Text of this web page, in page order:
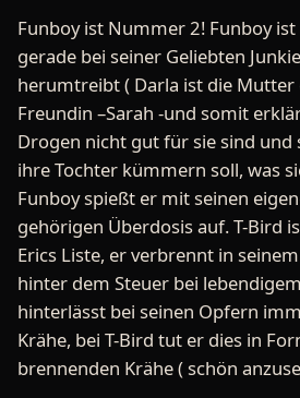
Funboy ist Nummer 2! Funboy ist
gerade bei seiner Geliebten
herumtreibt ( Darla ist die Mutter
Freundin –Sarah -und somit
Drogen nicht gut für sie sind und
ihre Tochter kümmern soll, was
Funboy spießt er mit seinen
gehörigen Überdosis auf. T-Bird
Erics Liste, er verbrennt in
hinter dem Steuer bei
hinterlässt bei seinen Opfern
Krähe, bei T-Bird tut er dies in
brennenden Krähe ( schön